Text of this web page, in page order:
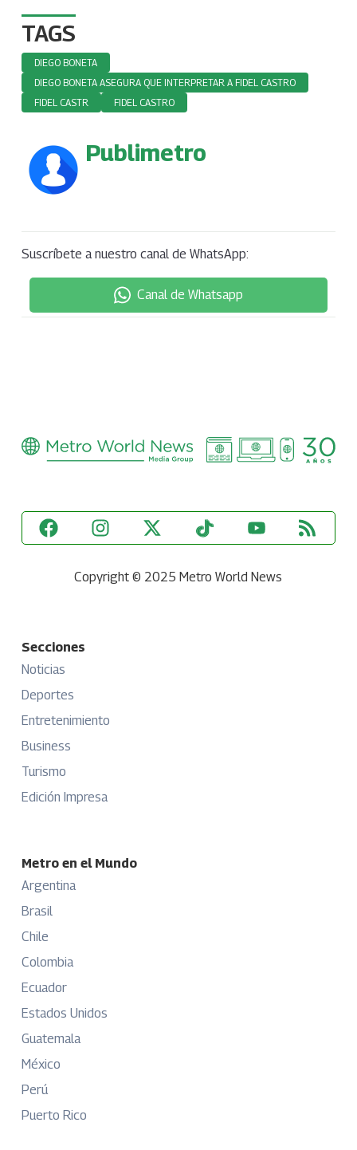
TAGS
DIEGO BONETA
DIEGO BONETA ASEGURA QUE INTERPRETAR A FIDEL CASTRO
FIDEL CASTR
FIDEL CASTRO
Publimetro
Suscríbete a nuestro canal de WhatsApp:
Canal de Whatsapp
Copyright © 2025 Metro World News
Secciones
Noticias
Deportes
Entretenimiento
Business
Turismo
Edición Impresa
Metro en el Mundo
Argentina
Brasil
Chile
Colombia
Ecuador
Estados Unidos
Guatemala
México
Perú
Puerto Rico